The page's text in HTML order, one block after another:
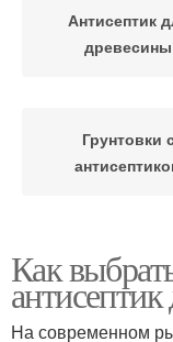
Антисептик
древесины
Грунтовки
Пропитка для
Как
На современном